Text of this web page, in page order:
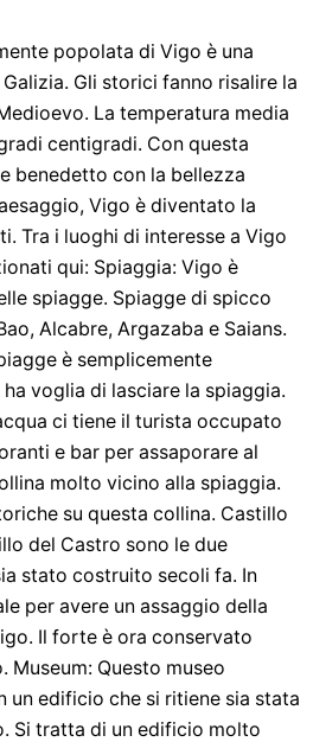
popolata di Vigo è una
Gli storici fanno risalire la
La temperatura media
centigradi. Con questa
benedetto con la bellezza
Vigo è diventato la
Tra i luoghi di interesse a Vigo
qui: Spiaggia: Vigo è
spiagge. Spiagge di spicco
Alcabre, Argazaba e Saians.
è semplicemente
voglia di lasciare la spiaggia.
ci tiene il turista occupato
e bar per assaporare al
molto vicino alla spiaggia.
su questa collina. Castillo
del Castro sono le due
stato costruito secoli fa. In
per avere un assaggio della
Il forte è ora conservato
Questo museo
un edificio che si ritiene sia stata
Si tratta di un edificio molto